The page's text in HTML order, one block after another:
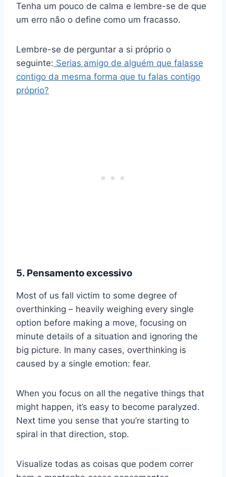
Tenha um pouco de calma e lembre-se de que
um erro não o define como um fracasso.
Lembre-se de perguntar a si próprio o
seguinte: Serias amigo de alguém que falasse
contigo da mesma forma que tu falas contigo
próprio?
5. Pensamento excessivo
Most of us fall victim to some degree of
overthinking – heavily weighing every single
option before making a move, focusing on
minute details of a situation and ignoring the
big picture. In many cases, overthinking is
caused by a single emotion: fear.
When you focus on all the negative things that
might happen, it’s easy to become paralyzed.
Next time you sense that you’re starting to
spiral in that direction, stop.
Visualize todas as coisas que podem correr